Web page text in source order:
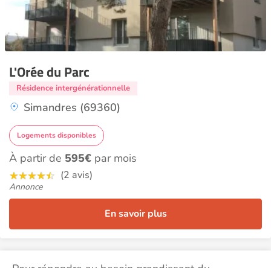
L'Orée du Parc
Résidence intergénérationnelle
Simandres (69360)
Logements disponibles
À partir de 595€ par mois
(2 avis)
Annonce
En savoir plus